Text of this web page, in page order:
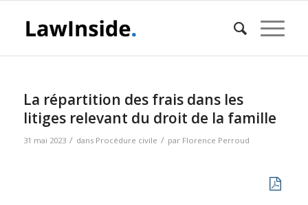
La répartition des frais dans les
litiges relevant du droit de la famille
31 mai 2023 / dans Procédure civile / par Florence Perroud